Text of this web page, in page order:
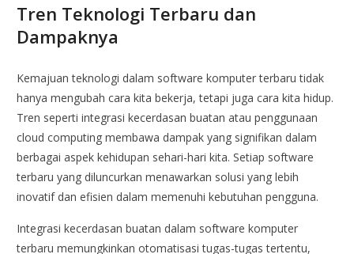
Tren Teknologi Terbaru dan
Dampaknya
Kemajuan teknologi dalam software komputer terbaru tidak
hanya mengubah cara kita bekerja, tetapi juga cara kita hidup.
Tren seperti integrasi kecerdasan buatan atau penggunaan
cloud computing membawa dampak yang signifikan dalam
berbagai aspek kehidupan sehari-hari kita. Setiap software
terbaru yang diluncurkan menawarkan solusi yang lebih
inovatif dan efisien dalam memenuhi kebutuhan pengguna.
Integrasi kecerdasan buatan dalam software komputer
terbaru memungkinkan otomatisasi tugas-tugas tertentu,